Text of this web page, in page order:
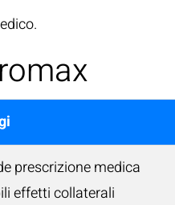
prescrizione medica
effetti collaterali